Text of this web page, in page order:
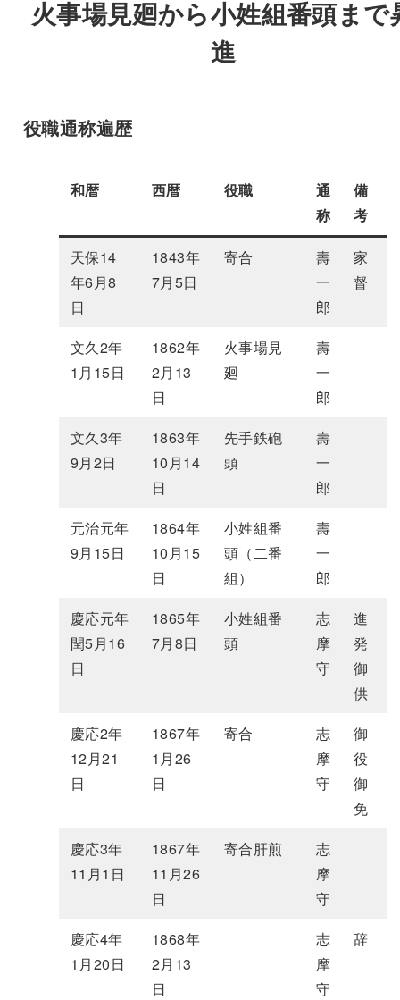
火事場見廻から小姓組番頭まで
進
役職通称遍歴
和暦 西暦 役職
通
称
備
考
天保14
年6月8
日
1843年
7月5日
寄合
壽
一
郎
家
督
文久2年
1月15日
1862年
2月13
日
火事場見
廻
壽
一
郎
文久3年
9月2日
1863年
10月14
日
先手鉄砲
頭
壽
一
郎
元治元年
9月15日
1864年
10月15
日
小姓組番
頭（二番
組）
壽
一
郎
慶応元年
閏5月16
日
1865年
7月8日
小姓組番
頭
志
摩
守
進
発
御
供
慶応2年
12月21
日
1867年
1月26
日
寄合
志
摩
守
御
役
御
免
慶応3年
11月1日
1867年
11月26
日
寄合肝煎
志
摩
守
慶応4年
1月20日
1868年
2月13
日
志
摩
守
辞